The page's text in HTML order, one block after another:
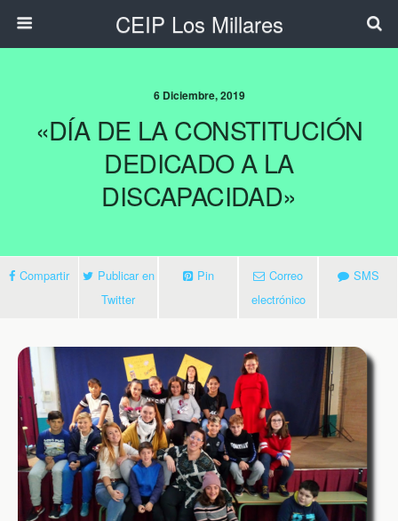
CEIP Los Millares
6 Diciembre, 2019
«DÍA DE LA CONSTITUCIÓN
DEDICADO A LA
DISCAPACIDAD»
Compartir
Publicar en
Twitter
Pin
Correo
electrónico
SMS